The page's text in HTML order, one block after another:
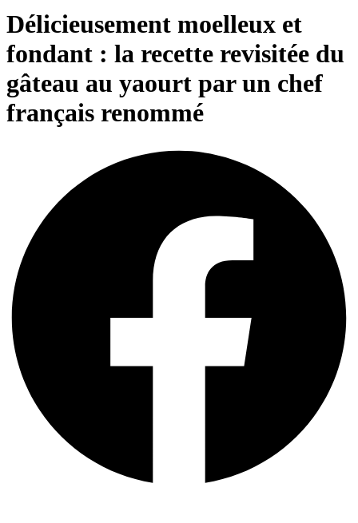
Délicieusement moelleux et
fondant : la recette revisitée du
gâteau au yaourt par un chef
français renommé